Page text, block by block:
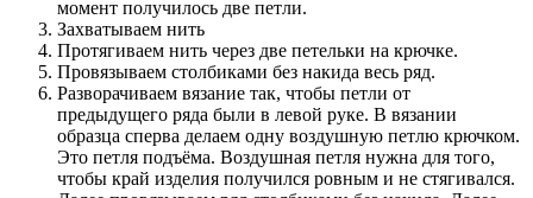
момент получилось две петли.
Захватываем нить
Протягиваем нить через две петельки на крючке.
Провязываем столбиками без накида весь ряд.
Разворачиваем вязание так, чтобы петли от
предыдущего ряда были в левой руке. В вязании
образца сперва делаем одну воздушную петлю крючком.
Это петля подъёма. Воздушная петля нужна для того,
чтобы край изделия получился ровным и не стягивался.